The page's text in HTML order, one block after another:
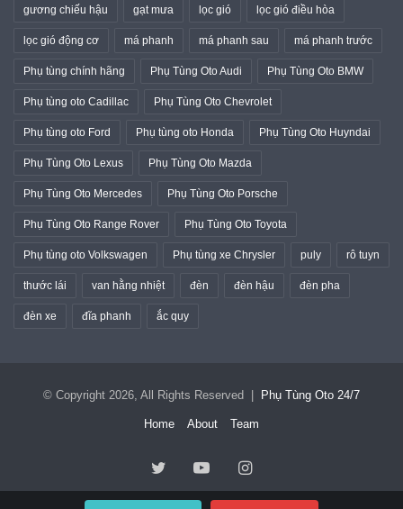
gương chiếu hậu gạt mưa lọc gió lọc gió điều hòa
lọc gió động cơ má phanh má phanh sau má phanh trước
Phụ tùng chính hãng Phụ Tùng Oto Audi Phụ Tùng Oto BMW
Phụ tùng oto Cadillac Phụ Tùng Oto Chevrolet
Phụ tùng oto Ford Phụ tùng oto Honda Phụ Tùng Oto Huyndai
Phụ Tùng Oto Lexus Phụ Tùng Oto Mazda
Phụ Tùng Oto Mercedes Phụ Tùng Oto Porsche
Phụ Tùng Oto Range Rover Phụ Tùng Oto Toyota
Phụ tùng oto Volkswagen Phụ tùng xe Chrysler puly rô tuyn
thước lái van hằng nhiệt đèn đèn hậu đèn pha
đèn xe đĩa phanh ắc quy
© Copyright 2026, All Rights Reserved | Phụ Tùng Oto 24/7
Home About Team
TwitterYouTubeInstagram